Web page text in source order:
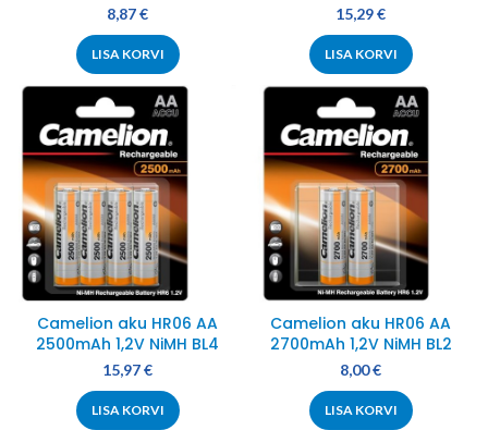
8,87€
LISA KORVI
15,29€
LISA KORVI
Camelion aku HR06 AA
2500mAh 1,2V NiMH BL4
15,97€
LISA KORVI
Camelion aku HR06 AA
2700mAh 1,2V NiMH BL2
8,00€
LISA KORVI